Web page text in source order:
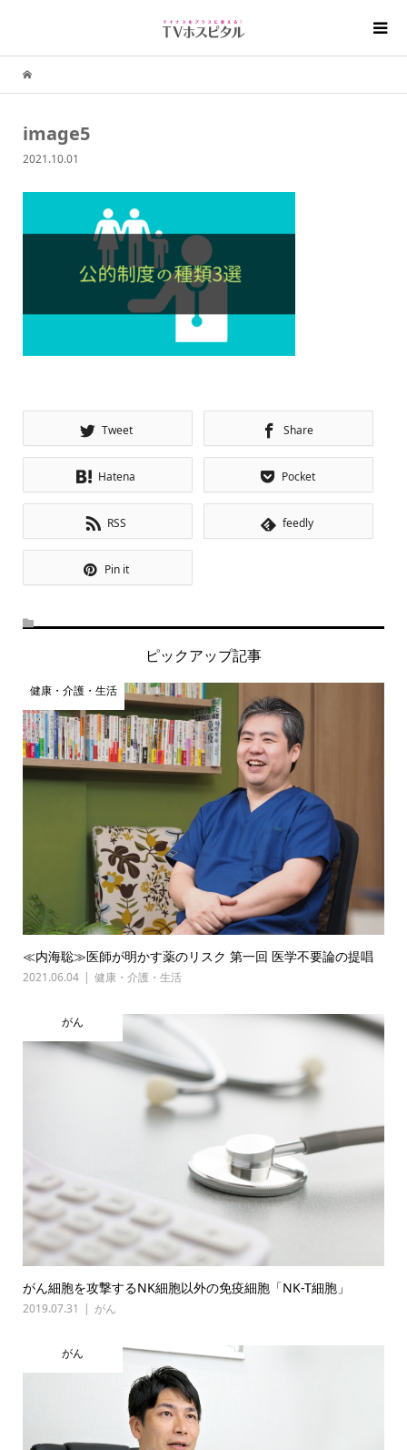
image5
2021.10.01
Tweet Share
Hatena Pocket
RSS feedly
Pin it
ピックアップ記事
健康・介護・生活
≪内海聡≫医師が明かす薬のリスク 第一回 医学不要論の提唱
2021.06.04 健康・介護・生活
がん
がん細胞を攻撃するNK細胞以外の免疫細胞「NK-T細胞」
2019.07.31 がん
がん